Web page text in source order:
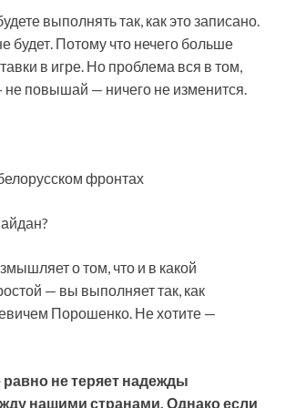
выполнять так, как это записано.
будет. Потому что нечего больше
в игре. Но проблема вся в том,
повышай — ничего не изменится.
фронтах
о том, что и в какой
— вы выполняет так, как
Порошенко. Не хотите —
не теряет надежды
нашими странами. Однако если